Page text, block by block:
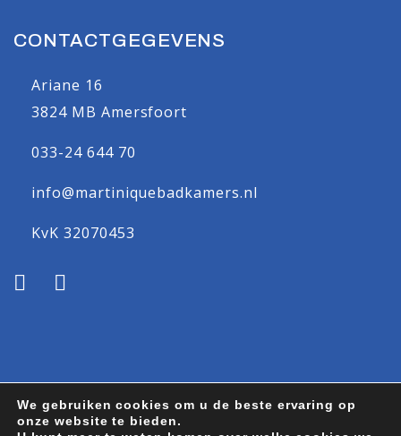
CONTACTGEGEVENS
Ariane 16
3824 MB Amersfoort
033-24 644 70
info@martiniquebadkamers.nl
KvK 32070453
We gebruiken cookies om u de beste ervaring op
onze website te bieden.